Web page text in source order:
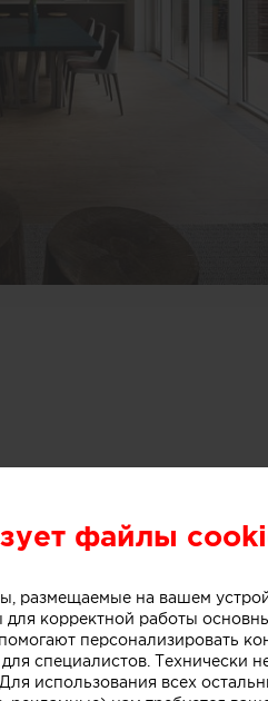
файлы
размещаемые на вашем
корректной работы
персонализировать
специалистов. Технически
использования всех